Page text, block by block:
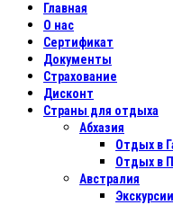
Главная
О нас
Сертификат
Документы
Страхование
Дисконт
Страны для отдыха
Абхазия
Отдых в
Отдых в
Австралия